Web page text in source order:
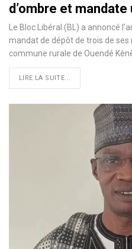
d’ombre et mandate
Le Bloc Libéral (BL) a annoncé
mandat de dépôt de trois de ses
commune rurale de Ouendé
LIRE LA SUITE...